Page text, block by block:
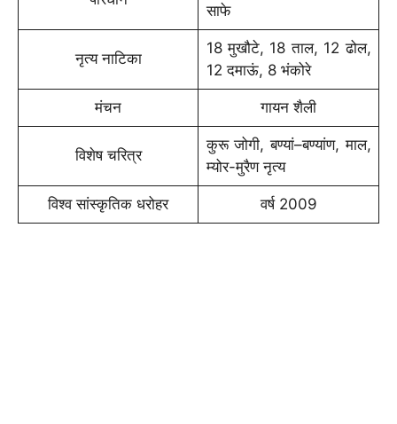
साफे
नृत्‍य नाटिका
18 मुखौटे, 18 ताल, 12 ढोल,
12 दमाऊं, 8 भंकोरे
मंचन गायन शैली
विशेष चरित्र
कुरू जोगी, बण्‍यां–बण्‍यांण, माल,
म्‍योर-मुरैण नृत्‍य
विश्‍व सांस्‍कृतिक धरोहर वर्ष 2009